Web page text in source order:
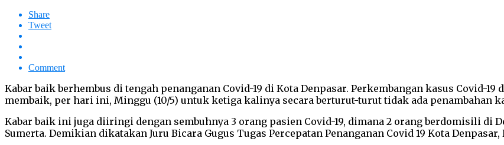
Share
Tweet
Comment
Kabar baik berhembus di tengah penanganan Covid-19 di Kota Denpasar. Perkembangan kasus Covid-
membaik, per hari ini, Minggu (10/5) untuk ketiga kalinya secara berturut-turut tidak ada penambahan
Kabar baik ini juga diiringi dengan sembuhnya 3 orang pasien Covid-19, dimana 2 orang berdomisili di
Sumerta. Demikian dikatakan Juru Bicara Gugus Tugas Percepatan Penanganan Covid 19 Kota Denpasar,